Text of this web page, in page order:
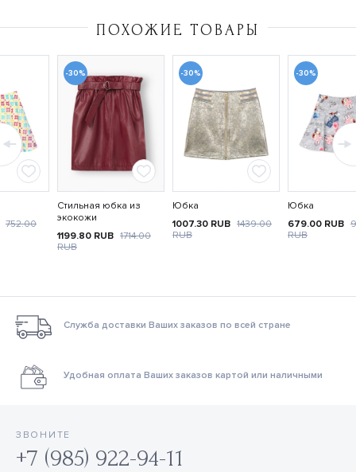
ПОХОЖИЕ ТОВАРЫ
752.00
-30%
Стильная юбка из
экокожи
1199.80 RUB 1714.00
RUB
-30%
Юбка
1007.30 RUB 1439.00
RUB
-30%
Юбка
679.00 RUB
RUB
Служба доставки Ваших заказов по всей стране
Удобная оплата Ваших заказов картой или наличными
ЗВОНИТЕ
+7 (985) 922-94-11